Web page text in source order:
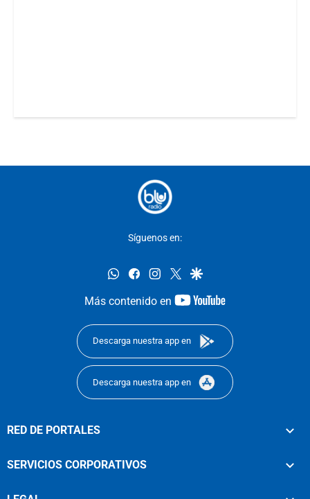
Síguenos en:
whatsappfacebookinstagram
twittergoogle
Más contenido en
youtube-
Descarga nuestra app en
Descarga nuestra app en
RED DE PORTALES
SERVICIOS CORPORATIVOS